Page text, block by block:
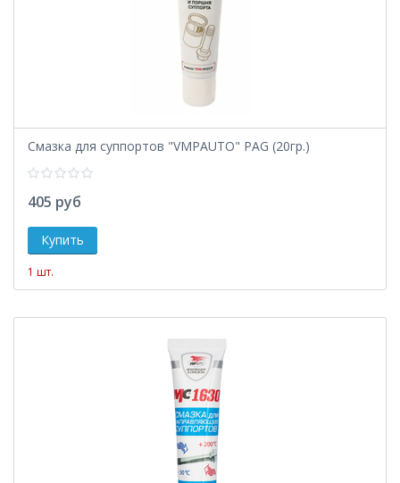
Смазка для суппортов "VMPAUTO" PAG (20гр.)
405 руб
1 шт.